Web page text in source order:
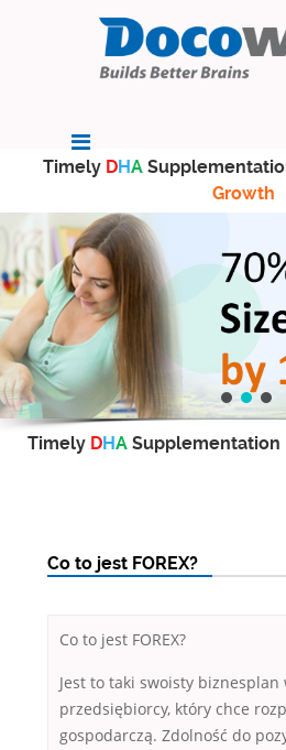
Timely DHA
Growth
Timely DHA Supplementation
Co to jest FOREX?
Co to jest FOREX?
Jest to taki swoisty
przedsiębiorcy, który chce
gospodarczą. Zdolność do